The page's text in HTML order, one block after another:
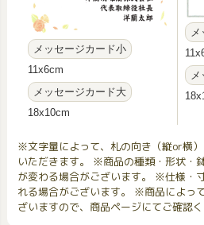
メッセージカード小
11x6cm
メッセージカード大
18x10cm
※文字量によって、札の向き（縦or横
いただきます。 ※商品の種類・形状・
が変わる場合がございます。 ※仕様・
れる場合がございます。 ※商品によっ
ざいますので、商品ページにてご確認く